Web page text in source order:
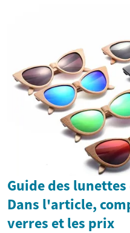
Guide des
Dans l'article,
verres et les prix